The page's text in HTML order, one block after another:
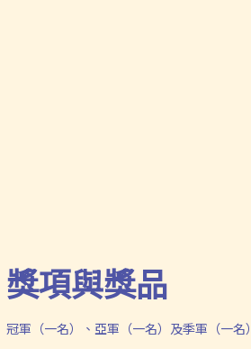
獎項與獎品
冠軍（一名）、亞軍（一名）及季軍（一名）